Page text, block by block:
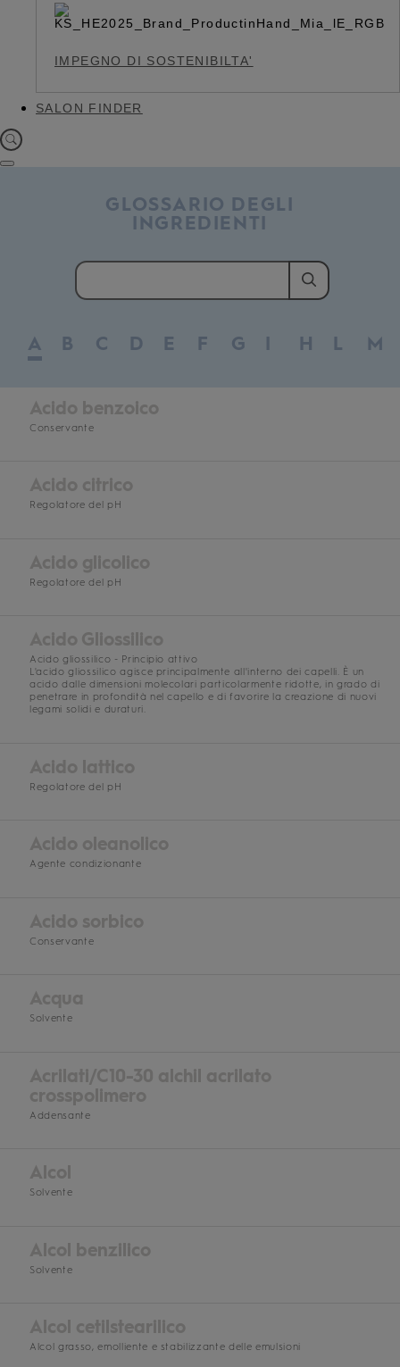
IMPEGNO DI SOSTENIBILTA'
SALON FINDER
GLOSSARIO DEGLI
INGREDIENTI
A B C D E F G I H L M
Acido benzoico
Conservante
Acido citrico
Regolatore del pH
Acido glicolico
Regolatore del pH
Acido Gliossilico
Acido gliossilico - Principio attivo
L'acido gliossilico agisce principalmente all'interno dei capelli. È un
acido dalle dimensioni molecolari particolarmente ridotte, in grado di
penetrare in profondità nel capello e di favorire la creazione di nuovi
legami solidi e duraturi.
Acido lattico
Regolatore del pH
Acido oleanolico
Agente condizionante
Acido sorbico
Conservante
Acqua
Solvente
Acrilati/C10-30 alchil acrilato
crosspolimero
Addensante
Alcol
Solvente
Alcol benzilico
Solvente
Alcol cetilstearilico
Alcol grasso, emolliente e stabilizzante delle emulsioni